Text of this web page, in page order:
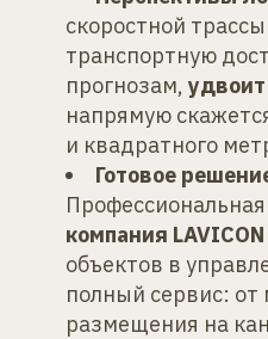
скоростной трассы
транспортную
прогнозам,
напрямую
и квадратного
Готовое
Профессиональная
компания LAVICON
объектов в
полный сервис: от
размещения на